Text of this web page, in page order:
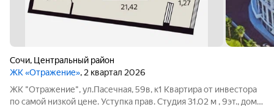
Сочи, Центральный район
ЖК «Отражение», 2 квартал 2026
ЖК "Отражение", ул.Пасечная, 59в, к1 Квартира от инвестора
по самой низкой цене. Уступка прав. Студия 31.02 м , 9эт., дом